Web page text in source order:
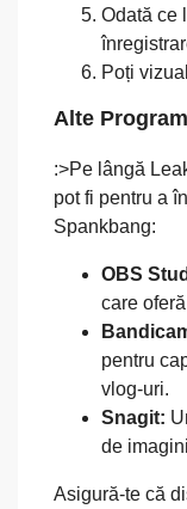
Odată ce
Poți
Alte
:>Pe lângă
pot fi pentru a
Spankbang:
OBS
care
pentru
vlog-uri.
Snagit:
de
Asigură-te că